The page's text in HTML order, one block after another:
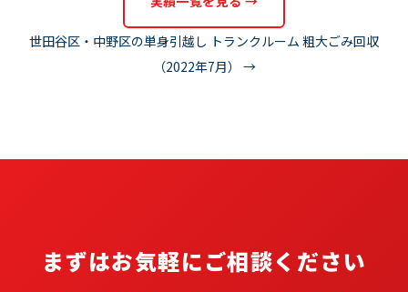
世田谷区・中野区の単身引越し トランクルーム 粗大ごみ回収
（2022年7月） →
まずはお気軽にご相談ください